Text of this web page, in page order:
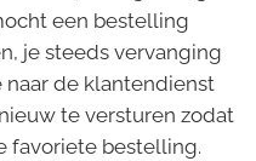
een bestelling
je steeds vervanging
de klantendienst
te versturen zodat
favoriete bestelling.